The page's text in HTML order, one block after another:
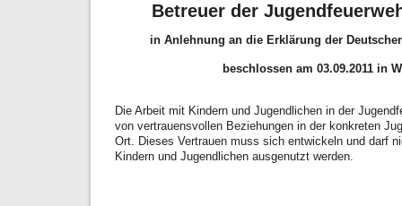
Betreuer der
in Anlehnung an die Erklärung der
beschlossen am 03.09.2011 in
Die Arbeit mit Kindern und Jugendlichen in der
von vertrauensvollen Beziehungen in der konkreten
Ort. Dieses Vertrauen muss sich entwickeln und darf
Kindern und Jugendlichen ausgenutzt werden.